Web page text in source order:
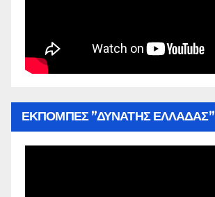
ΕΚΠΟΜΠΕΣ ”ΔΥΝΑΤΗΣ ΕΛΛΑΔΑΣ”